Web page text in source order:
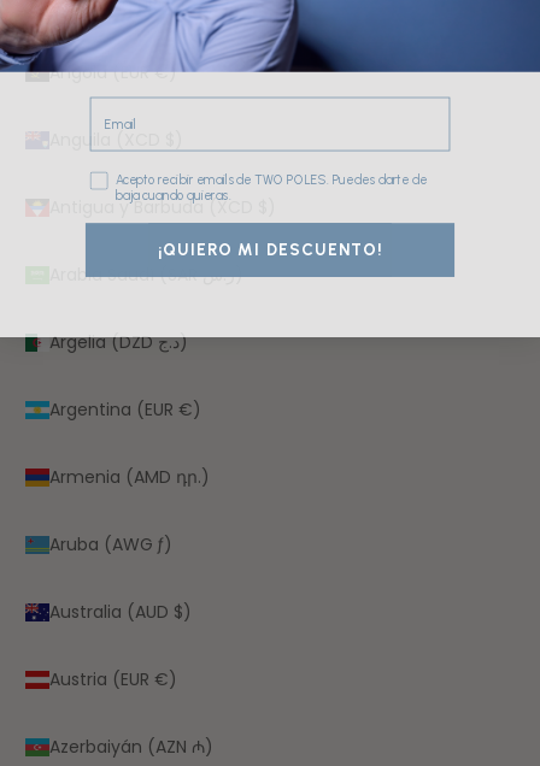
Angola (EUR €)
Antigua y Barbuda (XCD $)
Arabia Saudí (SAR ر.س)
Argelia (DZD د.ج)
Argentina (EUR €)
Armenia (AMD դր.)
Aruba (AWG ƒ)
Australia (AUD $)
Austria (EUR €)
Azerbaiyán (AZN ₼)
Email
Consentimiento
Acepto recibir emails de TWO POLES. Puedes darte de
baja cuando quieras.
¡QUIERO MI DESCUENTO!